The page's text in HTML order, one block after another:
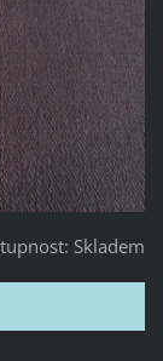
Skladem